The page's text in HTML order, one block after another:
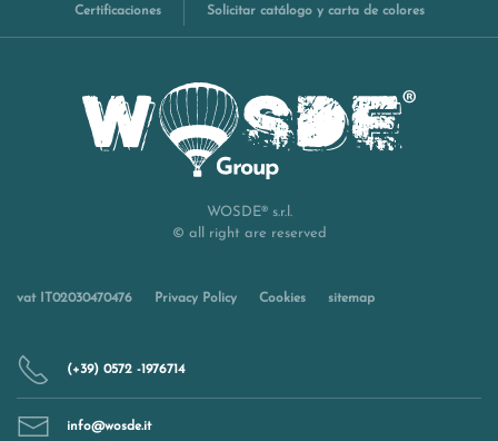
Certificaciones Solicitar catálogo y carta de colores
WOSDE® s.r.l.
© all right are reserved
vat IT02030470476 Privacy Policy Cookies sitemap
(+39) 0572 -1976714
info@wosde.it